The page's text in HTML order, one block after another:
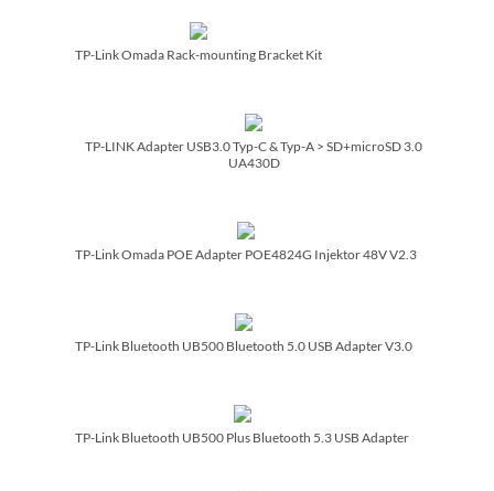
TP-Link Omada Rack-mounting Bracket Kit
TP-LINK Adapter USB3.0 Typ-C & Typ-A > SD+microSD 3.0
UA430D
TP-Link Omada POE Adapter POE4824G Injektor 48V V2.3
TP-Link Bluetooth UB500 Bluetooth 5.0 USB Adapter V3.0
TP-Link Bluetooth UB500 Plus Bluetooth 5.3 USB Adapter